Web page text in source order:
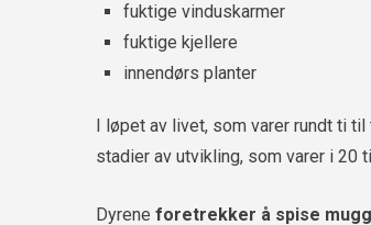
fuktige vinduskarmer
fuktige kjellere
innendørs planter
I løpet av livet, som varer rundt ti til
stadier av utvikling, som varer i 20
Dyrene foretrekker å spise